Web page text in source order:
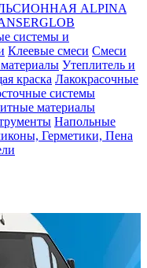
ALPINA
системы и
Клеевые смеси Смеси
Утеплитель и
краска Лакокрасочные
системы
материалы
Напольные
Герметики, Пена